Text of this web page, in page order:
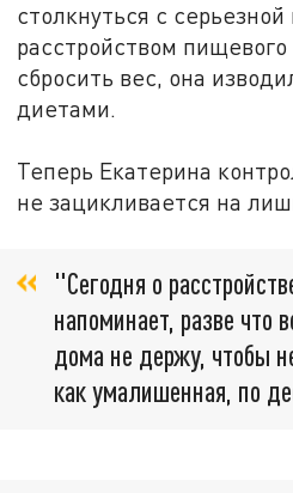
столкнуться с
расстройством
сбросить вес, она
диетами.
Теперь Екатерина
не зацикливается на
"Сегодня о
напоминает, разве что
дома не держу, чтобы
как умалишенная, по